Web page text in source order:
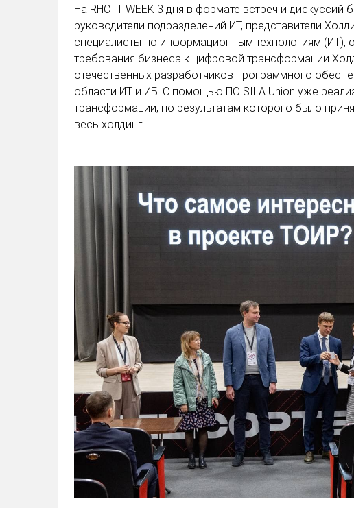
На RHC IT WEEK 3 дня в формате встреч и дискуссий
руководители подразделений ИТ, представители
специалисты по информационным технологиям
требования бизнеса к цифровой трансформации
отечественных разработчиков программного
области ИТ и ИБ. С помощью ПО SILA Union уже
трансформации, по результатам которого было
весь холдинг.